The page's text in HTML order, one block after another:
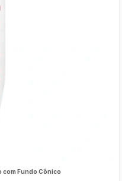
com Fundo Cônico